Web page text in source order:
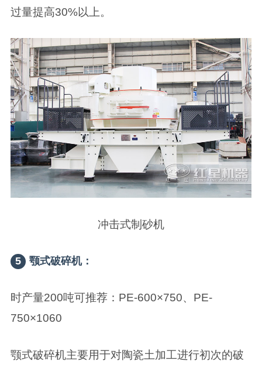
过量提高30%以上。
冲击式制砂机
5 颚式破碎机：
时产量200吨可推荐：PE-600×750、PE-
750×1060
颚式破碎机主要用于对陶瓷土加工进行初次的破